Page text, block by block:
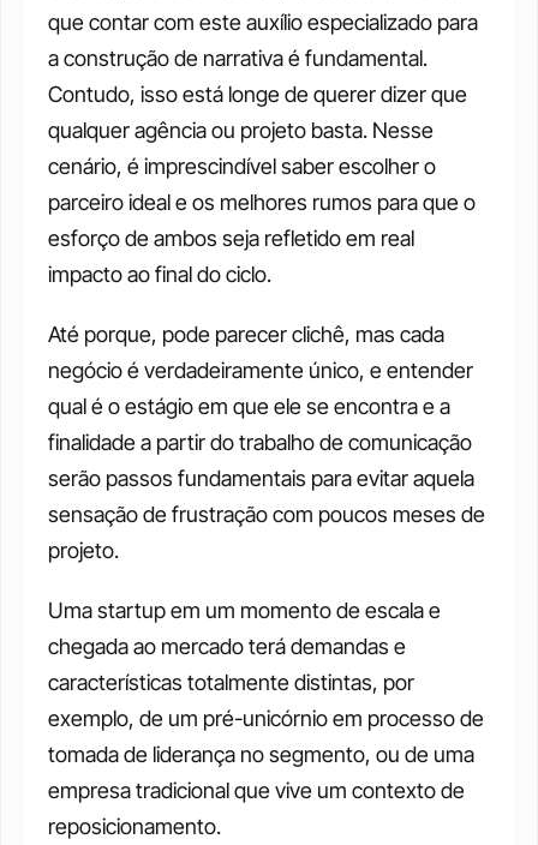
que contar com este auxílio especializado para
a construção de narrativa é fundamental.
Contudo, isso está longe de querer dizer que
qualquer agência ou projeto basta. Nesse
cenário, é imprescindível saber escolher o
parceiro ideal e os melhores rumos para que o
esforço de ambos seja refletido em real
impacto ao final do ciclo.
Até porque, pode parecer clichê, mas cada
negócio é verdadeiramente único, e entender
qual é o estágio em que ele se encontra e a
finalidade a partir do trabalho de comunicação
serão passos fundamentais para evitar aquela
sensação de frustração com poucos meses de
projeto.
Uma startup em um momento de escala e
chegada ao mercado terá demandas e
características totalmente distintas, por
exemplo, de um pré-unicórnio em processo de
tomada de liderança no segmento, ou de uma
empresa tradicional que vive um contexto de
reposicionamento.